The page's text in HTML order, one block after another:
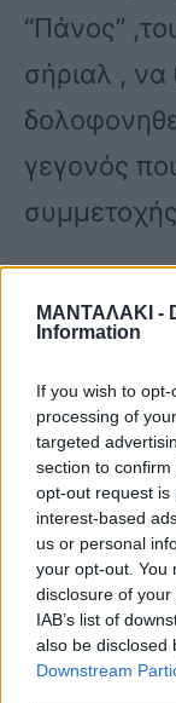
ΜΑΝΤΑΛΑΚΙ -
Information
If you wish to
processing of
targeted
section to
opt-out request is
interest-based
us or personal
your opt-out. You
disclosure of
IAB’s list of
also be disclosed
Downstream
“Πάνος”
σήριαλ , να
γεγονός
Ο Μανώλης
πρώτη
σε πολύ
Εκτός από